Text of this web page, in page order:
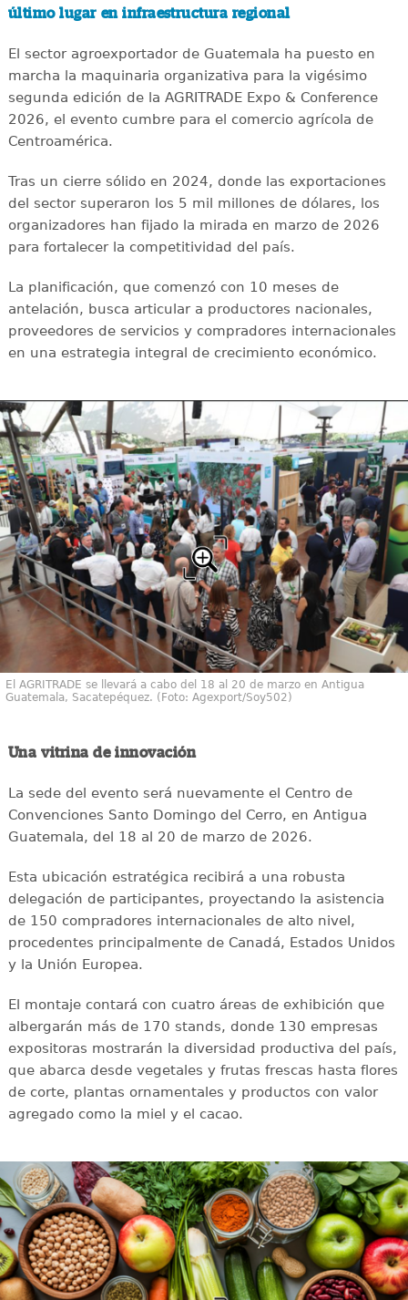
último lugar en infraestructura regional
El sector agroexportador de Guatemala ha puesto en
marcha la maquinaria organizativa para la vigésimo
segunda edición de la AGRITRADE Expo & Conference
2026, el evento cumbre para el comercio agrícola de
Centroamérica.
Tras un cierre sólido en 2024, donde las exportaciones
del sector superaron los 5 mil millones de dólares, los
organizadores han fijado la mirada en marzo de 2026
para fortalecer la competitividad del país.
La planificación, que comenzó con 10 meses de
antelación, busca articular a productores nacionales,
proveedores de servicios y compradores internacionales
en una estrategia integral de crecimiento económico.
El AGRITRADE se llevará a cabo del 18 al 20 de marzo en Antigua
Guatemala, Sacatepéquez. (Foto: Agexport/Soy502)
Una vitrina de innovación
La sede del evento será nuevamente el Centro de
Convenciones Santo Domingo del Cerro, en Antigua
Guatemala, del 18 al 20 de marzo de 2026.
Esta ubicación estratégica recibirá a una robusta
delegación de participantes, proyectando la asistencia
de 150 compradores internacionales de alto nivel,
procedentes principalmente de Canadá, Estados Unidos
y la Unión Europea.
El montaje contará con cuatro áreas de exhibición que
albergarán más de 170 stands, donde 130 empresas
expositoras mostrarán la diversidad productiva del país,
que abarca desde vegetales y frutas frescas hasta flores
de corte, plantas ornamentales y productos con valor
agregado como la miel y el cacao.